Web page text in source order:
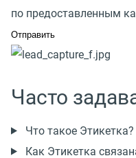
по предоставленным
Часто
Что такое Этикетка?
Как Этикетка